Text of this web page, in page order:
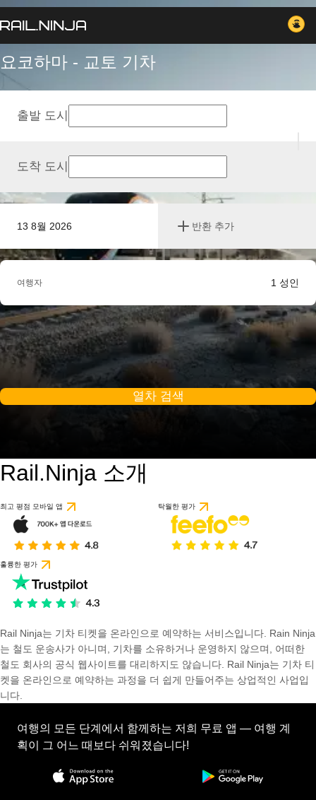
요코하마 - 교토 기차
13 8월 2026 반환 추가
출발 도시
도착 도시
여행자 1 성인
열차 검색
Rail.Ninja 소개
최고 평점 모바일 앱 탁월한 평가
훌륭한 평가
Rail Ninja는 기차 티켓을 온라인으로 예약하는 서비스입니다. Rain Ninja
는 철도 운송사가 아니며, 기차를 소유하거나 운영하지 않으며, 어떠한
철도 회사의 공식 웹사이트를 대리하지도 않습니다. Rail Ninja는 기차 티
켓을 온라인으로 예약하는 과정을 더 쉽게 만들어주는 상업적인 사업입
니다.
여행의 모든 단계에서 함께하는 저희 무료 앱 — 여행 계
획이 그 어느 때보다 쉬워졌습니다!
1개의 리뷰를 기반으